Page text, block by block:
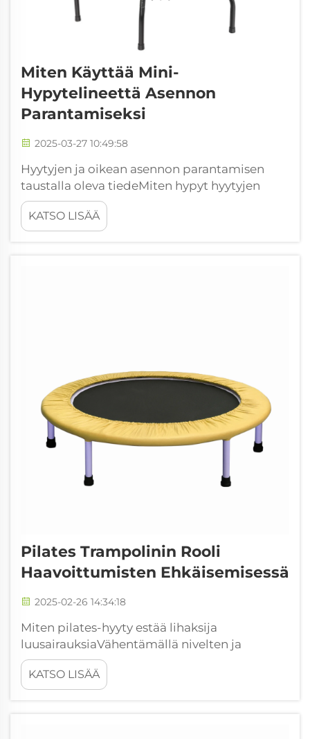
Miten Käyttää Mini-
Hypytelineettä Asennon
Parantamiseksi
2025-03-27 10:49:58
Hyytyjen ja oikean asennon parantamisen
taustalla oleva tiedeMiten hypyt hyytyjen
yläpuolella aktivoivat vartalon lihakset Hypyt
hyytyjen yläpuolella aktivoivat vartalon
lihakset melko tehokkaasti ja auttavat ihmisiä
KATSO LISÄÄ
Pilates Trampolinin Rooli
Haavoittumisten Ehkäisemisessä
2025-02-26 14:34:18
Miten pilates-hyyty estää lihaksija
luusairauksiaVähentämällä nivelten ja
sidekudosjännitteitä Pilates-
hyytyharjoitukset tarjoavat ihmisille tavan
liikkua ilman liiallista rasitusta nivelille.
KATSO LISÄÄ